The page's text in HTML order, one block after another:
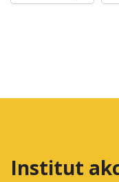
Institut